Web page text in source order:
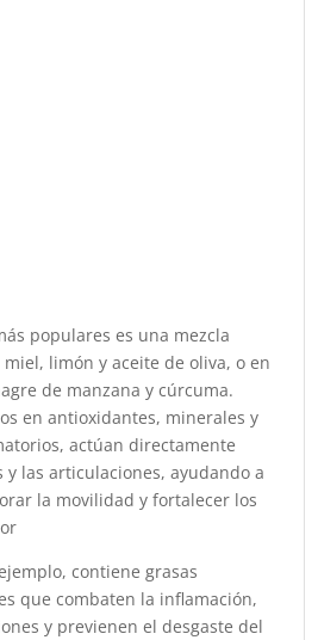
populares es una mezcla
limón y aceite de oliva, o en
de manzana y cúrcuma.
en antioxidantes, minerales y
actúan directamente
y las articulaciones, ayudando a
la movilidad y fortalecer los
contiene grasas
que combaten la inflamación,
y previenen el desgaste del